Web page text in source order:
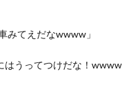
みてえだなwwww」
はうってつけだな！wwww